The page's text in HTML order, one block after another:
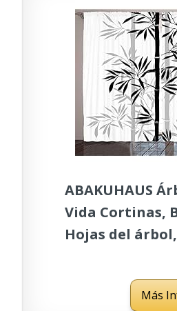
ABAKUHAUS
Vida Cortinas,
Hojas del
Ventana Set de
280 x 245 cm,
Más